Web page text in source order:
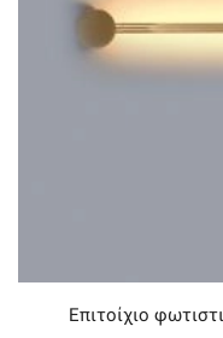
Επιτοίχιο